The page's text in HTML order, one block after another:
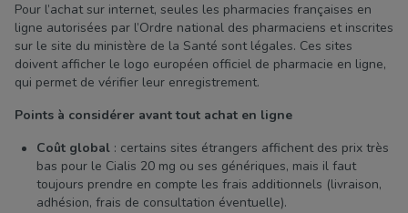
Pour l’achat sur internet, seules les pharmacies françaises en
ligne autorisées par l’Ordre national des pharmaciens et inscrites
sur le site du ministère de la Santé sont légales. Ces sites
doivent afficher le logo européen officiel de pharmacie en ligne,
qui permet de vérifier leur enregistrement.
Points à considérer avant tout achat en ligne
Coût global : certains sites étrangers affichent des prix très
bas pour le Cialis 20 mg ou ses génériques, mais il faut
toujours prendre en compte les frais additionnels (livraison,
adhésion, frais de consultation éventuelle).